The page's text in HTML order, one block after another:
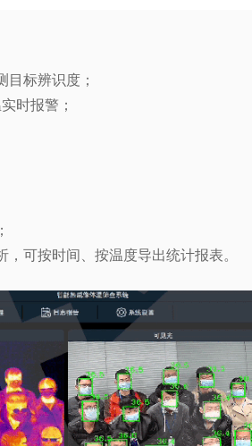
标辨识度；
时报警；
可按时间、按温度导出统计报表。